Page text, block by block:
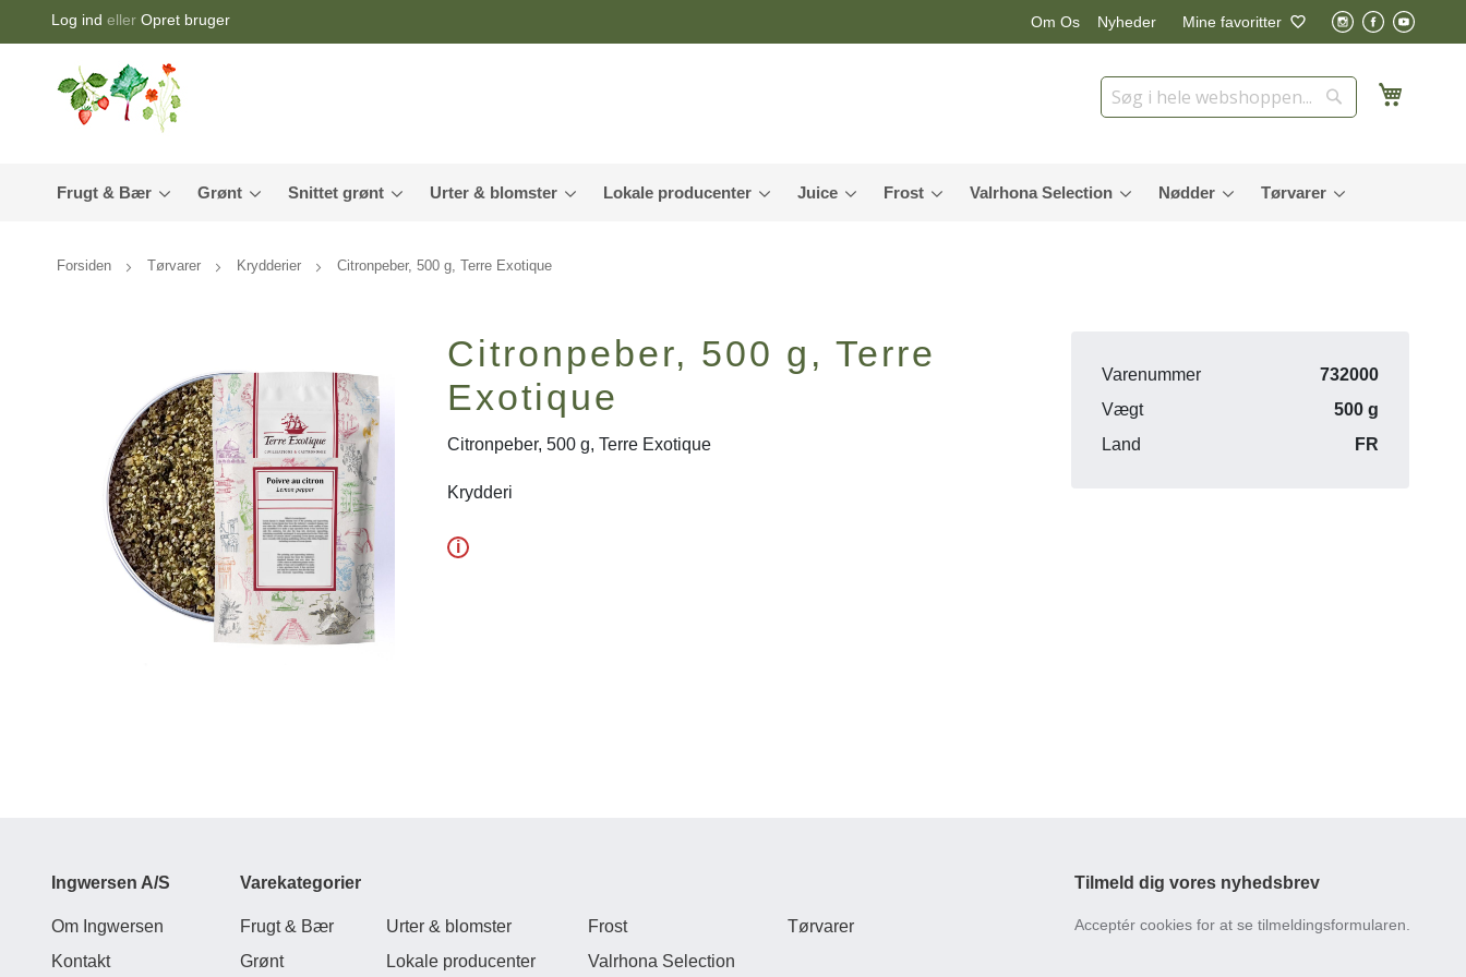
Log ind eller Opret bruger Om Os Nyheder Mine favoritter
Søg
Søg
Frugt & Bær Grønt Snittet grønt Urter & blomster Lokale producenter Juice Frost Valrhona Selection Nødder Tørvarer
Forsiden Tørvarer Krydderier Citronpeber, 500 g, Terre Exotique
Citronpeber, 500 g, Terre
Exotique
Citronpeber, 500 g, Terre Exotique
Krydderi
i
Varenummer
732000
Vægt
500 g
Land
FR
Ingwersen A/S
Om Ingwersen
Kontakt
Varekategorier
Frugt & Bær
Grønt
Urter & blomster
Lokale producenter
Frost
Valrhona Selection
Tørvarer
Tilmeld dig vores nyhedsbrev
Acceptér cookies for at se tilmeldingsformularen.